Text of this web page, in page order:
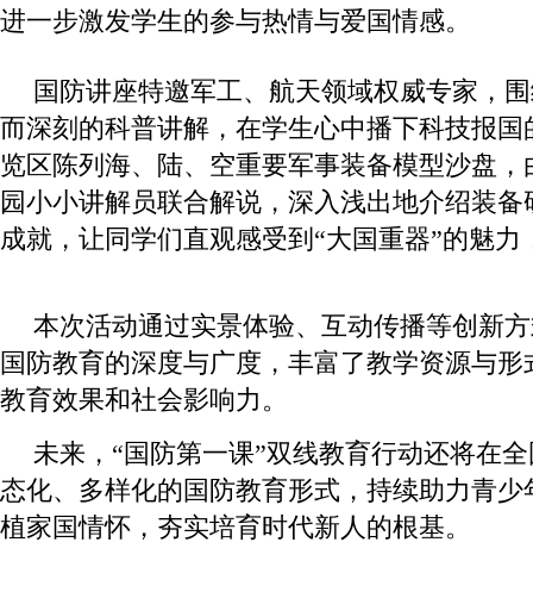
进一步激发学生的参与热情与爱国情感。
国防讲座特邀军工、航天领域权威专家，
而深刻的科普讲解，在学生心中播下科技报
览区陈列海、陆、空重要军事装备模型沙盘
园小小讲解员联合解说，深入浅出地介绍装
成就，让同学们直观感受到“大国重器”的魅
本次活动通过实景体验、互动传播等创新
国防教育的深度与广度，丰富了教学资源与
教育效果和社会影响力。
未来，“国防第一课”双线教育行动还将在
态化、多样化的国防教育形式，持续助力青
植家国情怀，夯实培育时代新人的根基。